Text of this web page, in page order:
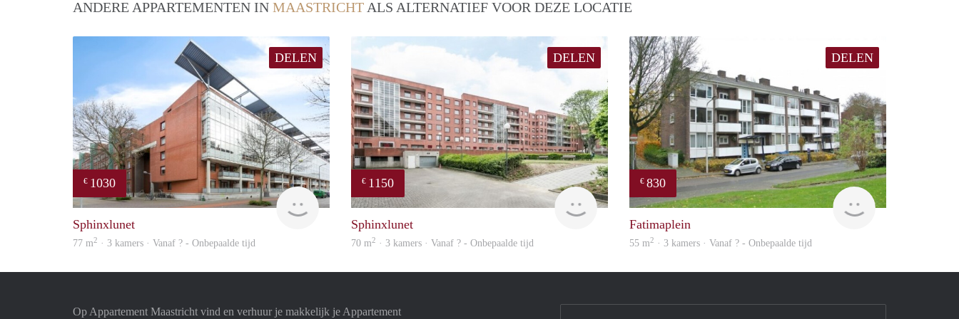
ANDERE APPARTEMENTEN IN MAASTRICHT ALS ALTERNATIEF VOOR DEZE LOCATIE
DELEN
€ 1030
finder
Sphinxlunet
77 m2 · 3 kamers · Vanaf ? - Onbepaalde tijd
DELEN
€ 1150
finder
Sphinxlunet
70 m2 · 3 kamers · Vanaf ? - Onbepaalde tijd
DELEN
€ 830
rent
Fatimaplein
55 m2 · 3 kamers · Vanaf ? - Onbepaalde tijd
Op Appartement Maastricht vind en verhuur je makkelijk je Appartement